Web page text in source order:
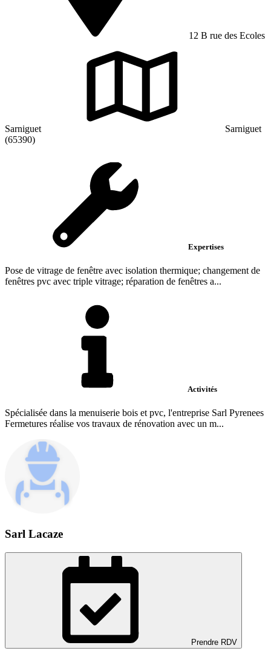
12 B rue des Ecoles
Sarniguet
Sarniguet
(65390)
Expertises
Pose de vitrage de fenêtre avec isolation thermique; changement de
fenêtres pvc avec triple vitrage; réparation de fenêtres a...
Activités
Spécialisée dans la menuiserie bois et pvc, l'entreprise Sarl Pyrenees
Fermetures réalise vos travaux de rénovation avec un m...
Sarl Lacaze
Prendre RDV